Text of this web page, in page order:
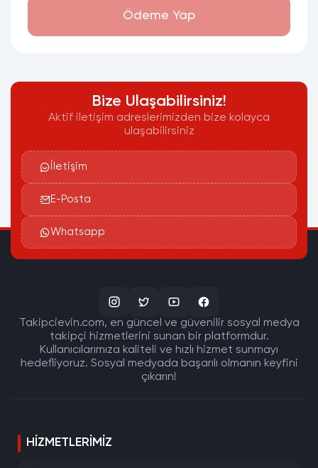
Ödeme Yap
Bize Ulaşabilirsiniz!
Aktif iletişim adreslerimizden bize kolayca
ulaşabilirsiniz
İletişim
E-Posta
Whatsapp
Takipcievin.com, en güncel ve güvenilir sosyal medya
takipçi hizmetlerini sunan bir platformdur.
Kullanıcılarımıza kaliteli ve hızlı hizmet sunmayı
hedefliyoruz. Sosyal medyada başarılı olmanın keyfini
çıkarın!
HIZMETLERIMIZ